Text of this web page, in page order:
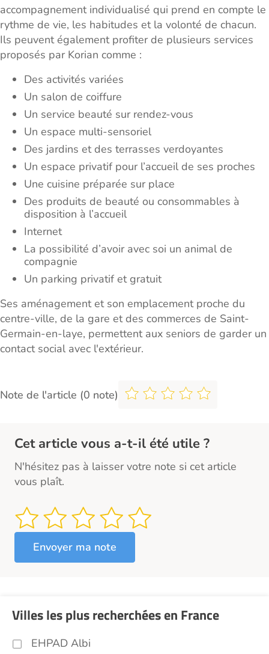
Villes les plus recherchées en France
EHPAD Albi
accompagnement individualisé qui prend en compte le
rythme de vie, les habitudes et la volonté de chacun.
Ils peuvent également profiter de plusieurs services
proposés par Korian comme :
Des activités variées
Un salon de coiffure
Un service beauté sur rendez-vous
Un espace multi-sensoriel
Des jardins et des terrasses verdoyantes
Un espace privatif pour l’accueil de ses proches
Une cuisine préparée sur place
Des produits de beauté ou consommables à
disposition à l’accueil
Internet
La possibilité d’avoir avec soi un animal de
compagnie
Un parking privatif et gratuit
Ses aménagement et son emplacement proche du
centre-ville, de la gare et des commerces de Saint-
Germain-en-laye, permettent aux seniors de garder un
contact social avec l'extérieur.
Note de l'article (0 note)
Cet article vous a-t-il été utile ?
N'hésitez pas à laisser votre note si cet article
vous plaît.